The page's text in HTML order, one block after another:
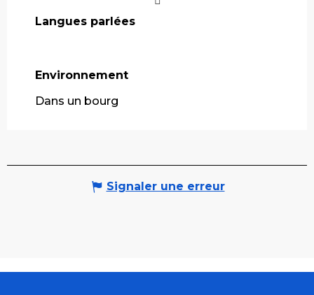
Langues parlées
Langues parlées
Environnement
Environnement
Dans un bourg
Signaler une erreur